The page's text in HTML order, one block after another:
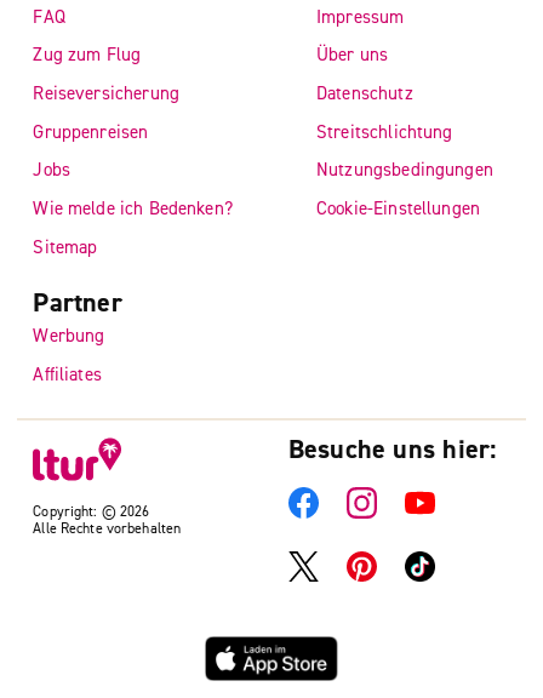
Copyright: © 2026
Alle Rechte vorbehalten
FAQ
Zug zum Flug
Reiseversicherung
Gruppenreisen
Jobs
Wie melde ich Bedenken?
Sitemap
Impressum
Über uns
Datenschutz
Streitschlichtung
Nutzungsbedingungen
Cookie-Einstellungen
Partner
Werbung
Affiliates
Besuche uns hier: